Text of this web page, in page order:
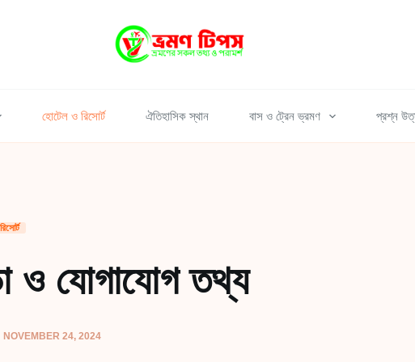
হোটেল ও রিসোর্ট ঐতিহাসিক স্থান বাস ও ট্রেন ভ্রমণ প্রশ্ন
ও যোগাযোগ তথ্য
NOVEMBER 24, 2024